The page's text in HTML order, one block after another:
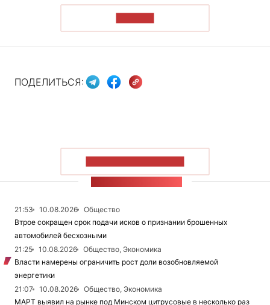
ПОДЕЛИТЬСЯ:
21:53 10.08.2026
Общество
Втрое сокращен срок подачи исков о признании брошенных
автомобилей бесхозными
21:25
10.08.2026
Общество, Экономика
Власти намерены ограничить рост доли возобновляемой
энергетики
21:07
10.08.2026
Общество, Экономика
МАРТ выявил на рынке под Минском цитрусовые в несколько раз